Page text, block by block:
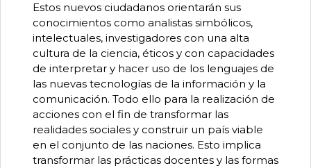
Estos nuevos ciudadanos orientarán sus
conocimientos como analistas simbólicos,
intelectuales, investigadores con una alta
cultura de la ciencia, éticos y con capacidades
de interpretar y hacer uso de los lenguajes de
las nuevas tecnologías de la información y la
comunicación. Todo ello para la realización de
acciones con el fin de transformar las
realidades sociales y construir un país viable
en el conjunto de las naciones. Esto implica
transformar las prácticas docentes y las formas